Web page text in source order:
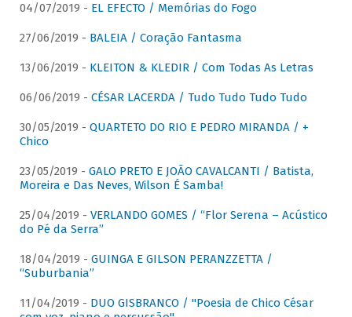
04/07/2019 - EL EFECTO / Memórias do Fogo
27/06/2019 - BALEIA / Coração Fantasma
13/06/2019 - KLEITON & KLEDIR / Com Todas As Letras
06/06/2019 - CÉSAR LACERDA / Tudo Tudo Tudo Tudo
30/05/2019 - QUARTETO DO RIO E PEDRO MIRANDA / +
Chico
23/05/2019 - GALO PRETO E JOÃO CAVALCANTI / Batista,
Moreira e Das Neves, Wilson É Samba!
25/04/2019 - VERLANDO GOMES / “Flor Serena – Acústico
do Pé da Serra”
18/04/2019 - GUINGA E GILSON PERANZZETTA /
“Suburbania”
11/04/2019 - DUO GISBRANCO / "Poesia de Chico César